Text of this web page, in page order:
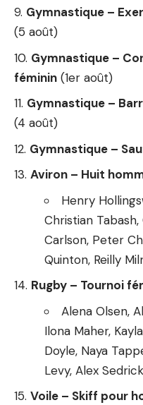
Gymnastique –
(5 août)
Gymnastique –
féminin (1er août)
Gymnastique –
(4 août)
Gymnastique –
Aviron – Huit
Henry
Christian
Carlson, Peter
Quinton, Reilly
Rugby – Tournoi
Alena Olsen,
Ilona Maher,
Doyle, Naya
Levy, Alex
Voile – Skiff pour